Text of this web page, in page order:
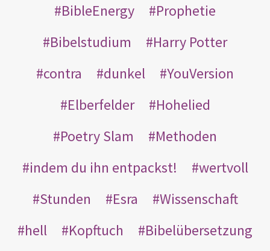
BibleEnergy
Prophetie
Bibelstudium
Harry Potter
contra
dunkel
YouVersion
Elberfelder
Hohelied
Poetry Slam
Methoden
indem du ihn entpackst!
wertvoll
Stunden
Esra
Wissenschaft
hell
Kopftuch
Bibelübersetzung